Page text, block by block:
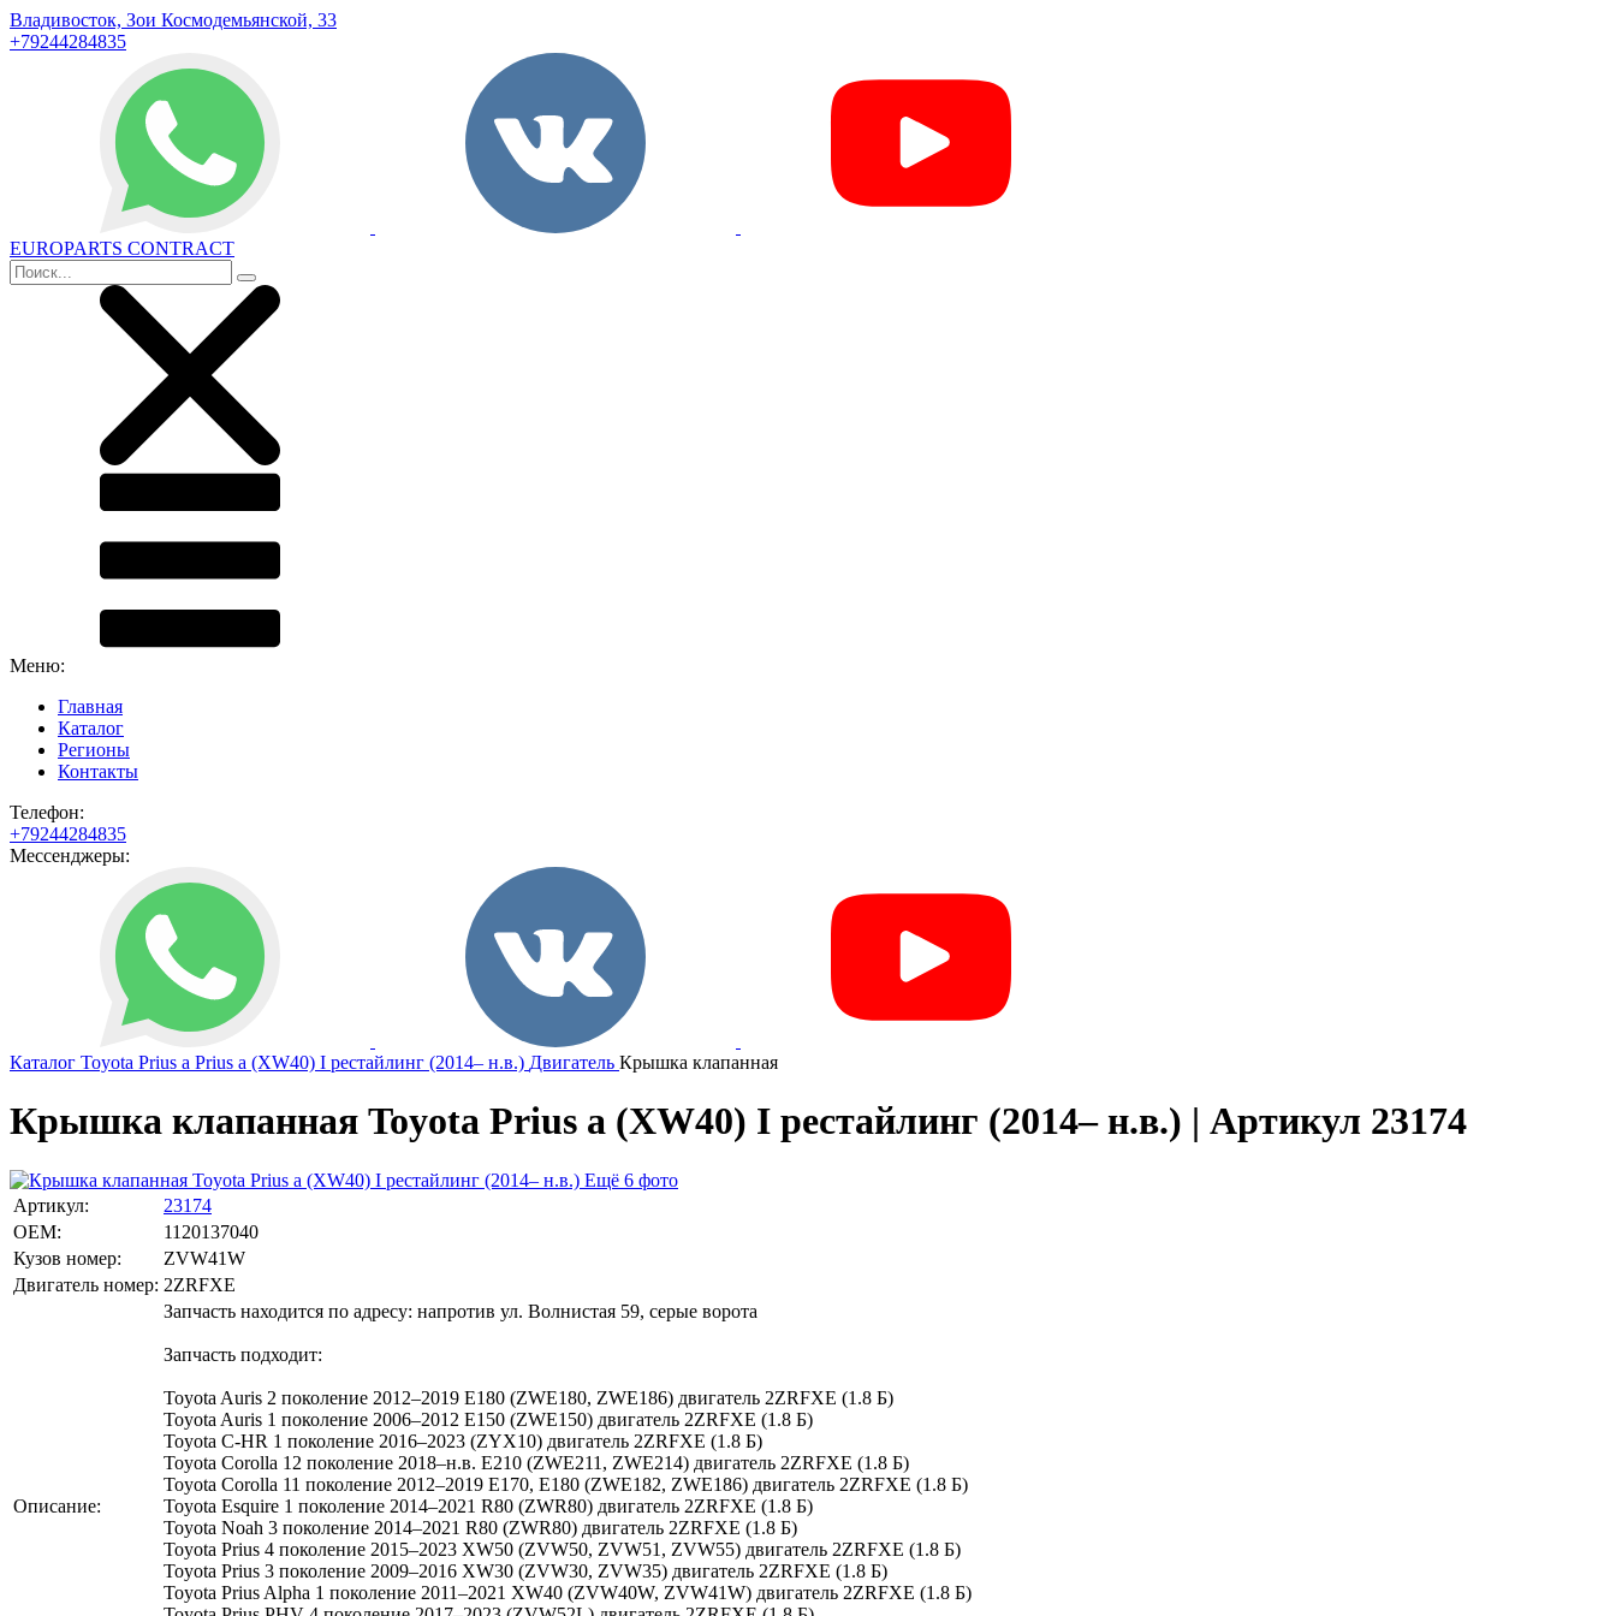
Владивосток, Зои Космодемьянской, 33
+79244284835
EUROPARTS CONTRACT
Меню:
Главная
Каталог
Регионы
Контакты
Телефон:
+79244284835
Мессенджеры:
Каталог Toyota Prius a Prius a (XW40) I рестайлинг (2014– н.в.) Двигатель Крышка клапанная
Крышка клапанная Toyota Prius a (XW40) I рестайлинг (2014– н.в.) | Артикул 23174
Ещё 6 фото
Артикул:
23174
OEM:
1120137040
Кузов номер:
ZVW41W
Двигатель номер: 2ZRFXE
Описание:
Запчасть находится по адресу: напротив ул. Волнистая 59, серые ворота
Запчасть подходит:
Toyota Auris 2 поколение 2012–2019 E180 (ZWE180, ZWE186) двигатель 2ZRFXE (1.8 Б)
Toyota Auris 1 поколение 2006–2012 E150 (ZWE150) двигатель 2ZRFXE (1.8 Б)
Toyota C-HR 1 поколение 2016–2023 (ZYX10) двигатель 2ZRFXE (1.8 Б)
Toyota Corolla 12 поколение 2018–н.в. E210 (ZWE211, ZWE214) двигатель 2ZRFXE (1.8 Б)
Toyota Corolla 11 поколение 2012–2019 E170, E180 (ZWE182, ZWE186) двигатель 2ZRFXE (1.8 Б)
Toyota Esquire 1 поколение 2014–2021 R80 (ZWR80) двигатель 2ZRFXE (1.8 Б)
Toyota Noah 3 поколение 2014–2021 R80 (ZWR80) двигатель 2ZRFXE (1.8 Б)
Toyota Prius 4 поколение 2015–2023 XW50 (ZVW50, ZVW51, ZVW55) двигатель 2ZRFXE (1.8 Б)
Toyota Prius 3 поколение 2009–2016 XW30 (ZVW30, ZVW35) двигатель 2ZRFXE (1.8 Б)
Toyota Prius Alpha 1 поколение 2011–2021 XW40 (ZVW40W, ZVW41W) двигатель 2ZRFXE (1.8 Б)